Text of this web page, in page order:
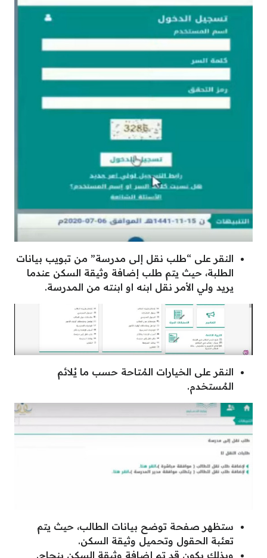
النقر على “طلب نقل إلى مدرسة” من تبويب بيانات
الطلبة، حيث يتم طلب إضافة وثيقة السكن عندما
يريد ولي الأمر نقل ابنه او ابنته من المدرسة.
النقر على الخيارات المُتاحة حسب ما يُلائم
المُستخدم.
ستظهر صفحة توضح بيانات الطالب، حيث يتم
تعئبة الحقول وتحميل وثيقة السكن.
وبذلك يكون قد تم إضافة وثيقة السكن بنجاح.